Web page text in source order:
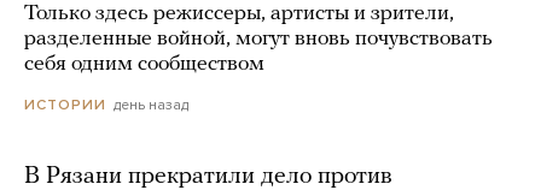
Только здесь режиссеры, артисты и зрители,
разделенные войной, могут вновь почувствовать
себя одним сообществом
ИСТОРИИ день назад
В Рязани прекратили дело против